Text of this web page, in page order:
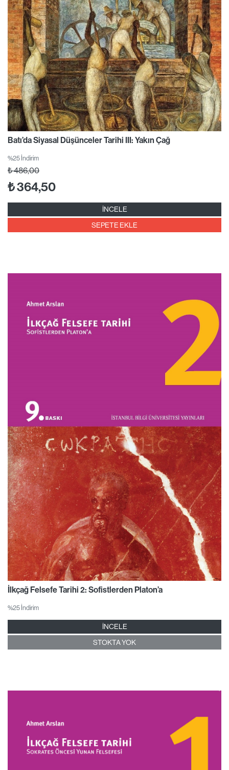
Batı’da Siyasal Düşünceler Tarihi III: Yakın Çağ
%25 İndirim
₺486,00
₺364,50
İNCELE
SEPETE EKLE
İlkçağ Felsefe Tarihi 2: Sofistlerden Platon’a
%25 İndirim
İNCELE
STOKTA YOK